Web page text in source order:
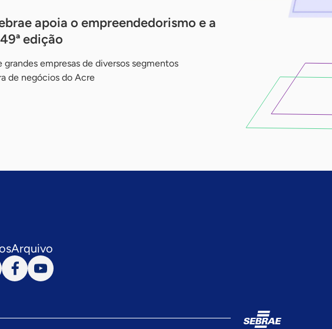
apoia o empreendedorismo e a
edição
empresas de diversos segmentos
de negócios do Acre
Arquivo